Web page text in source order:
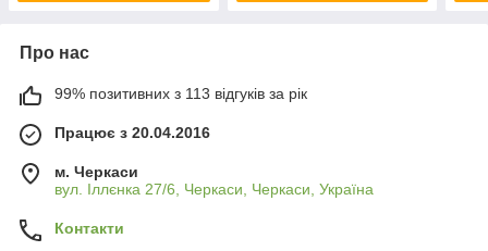
Про нас
99% позитивних з 113 відгуків за рік
Працює з 20.04.2016
м. Черкаси
вул. Іллєнка 27/6, Черкаси, Черкаси, Україна
Контакти